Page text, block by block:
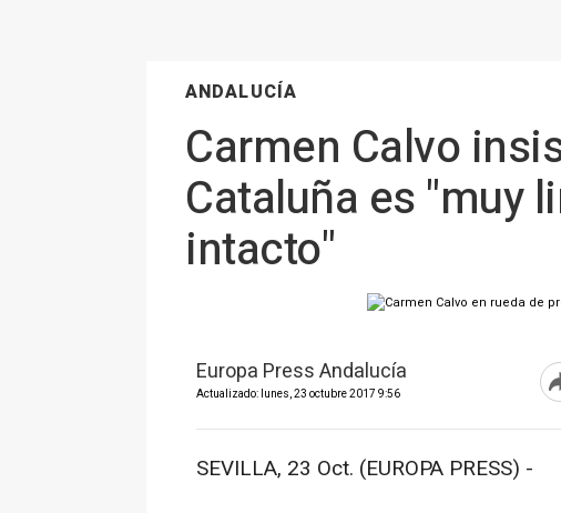
ANDALUCÍA
Carmen Calvo
Cataluña es "muy
intacto"
Europa Press Andalucía
Actualizado: lunes, 23 octubre 2017 9:56
SEVILLA, 23 Oct. (EUROPA PRESS) -